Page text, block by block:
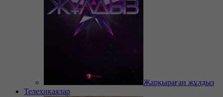
Жарқыраған жұлдыз
Телехикаялар